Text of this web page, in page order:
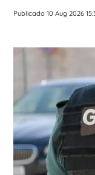
Publicado 10 Aug 2026